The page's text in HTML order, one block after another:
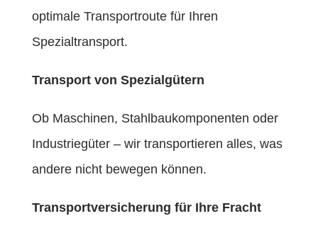
optimale Transportroute für Ihren
Spezialtransport.
Transport von Spezialgütern
Ob Maschinen, Stahlbaukomponenten oder
Industriegüter – wir transportieren alles, was
andere nicht bewegen können.
Transportversicherung für Ihre Fracht